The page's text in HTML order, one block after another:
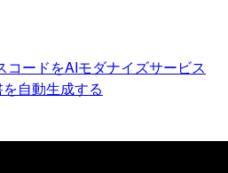
コードをAIモダナイズサービス
自動生成する